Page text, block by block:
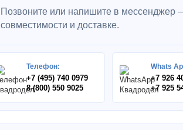
Позвоните или напишите в мессенджер
совместимости и доставке.
Телефон:
+7 (495) 740 0979
8 (800) 550 9025
Whats
+7 926
+7 925